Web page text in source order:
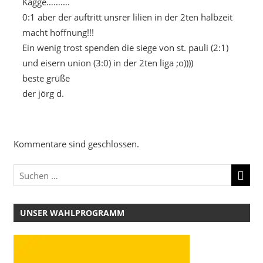
0:1 aber der auftritt unsrer lilien in der 2ten halbzeit
macht hoffnung!!!
Ein wenig trost spenden die siege von st. pauli (2:1)
und eisern union (3:0) in der 2ten liga ;o))))
beste grüße
der jörg d.
Kommentare sind geschlossen.
UNSER WAHLPROGRAMM